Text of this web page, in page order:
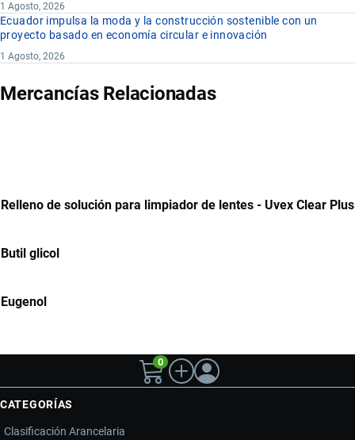
1 Agosto, 2026
Ecuador impulsa la moda y la construcción sostenible con un
proyecto basado en economía circular e innovación
1 Agosto, 2026
Mercancías Relacionadas
Relleno de solución para limpiador de lentes - Uvex Clear Plus
Butil glicol
Eugenol
0
CATEGORÍAS
Clasificación Arancelaria